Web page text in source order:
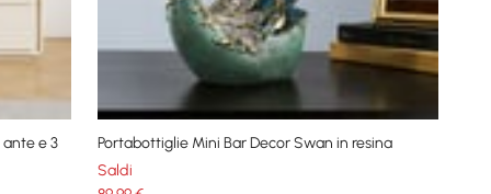
e 3
Portabottiglie Mini Bar Decor Swan in resina
Saldi